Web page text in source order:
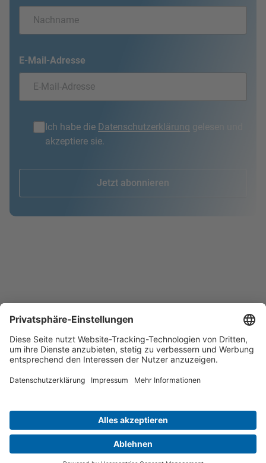
E-Mail-Adresse
Ich habe die Datenschutzerklärung gelesen und
akzeptiere sie.
Jetzt abonnieren